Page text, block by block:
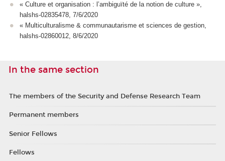
« Culture et organisation : l’ambiguïté de la notion de culture »,
halshs-02835478, 7/6/2020
« Multiculturalisme & communautarisme et sciences de gestion,
halshs-02860012, 8/6/2020
In the same section
The members of the Security and Defense Research Team
Permanent members
Senior Fellows
Fellows